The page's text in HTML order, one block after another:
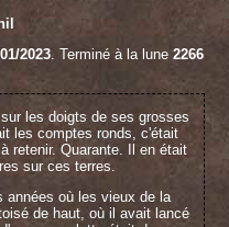
2023. Terminé à la lune 2266
les doigts de ses grosses
les comptes ronds, c'était
retenir. Quarante. Il en était
sur ces terres.
années où les vieux de la
de haut, où il avait lancé